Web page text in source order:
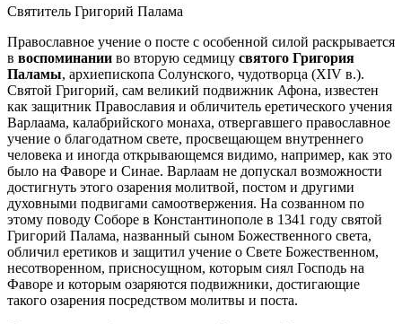
Святитель Григорий Палама
Православное учение о посте с особенной силой раскрывается
в воспоминании во вторую седмицу святого Григория
Паламы, архиепископа Солунского, чудотворца (XIV в.).
Святой Григорий, сам великий подвижник Афона, известен
как защитник Православия и обличитель еретического учения
Варлаама, калабрийского монаха, отвергавшего православное
учение о благодатном свете, просвещающем внутреннего
человека и иногда открывающемся видимо, например, как это
было на Фаворе и Синае. Варлаам не допускал возможности
достигнуть этого озарения молитвой, постом и другими
духовными подвигами самоотвержения. На созванном по
этому поводу Соборе в Константинополе в 1341 году святой
Григорий Палама, названный сыном Божественного света,
обличил еретиков и защитил учение о Свете Божественном,
несотворенном, присносущном, которым сиял Господь на
Фаворе и которым озаряются подвижники, достигающие
такого озарения посредством молитвы и поста.